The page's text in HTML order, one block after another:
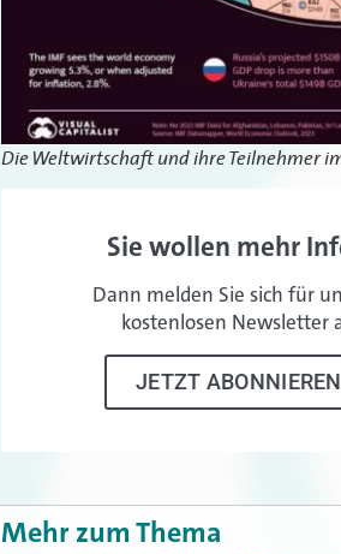
Die Weltwirtschaft und ihre Teilnehmer
Sie wollen mehr
Dann melden Sie sich für
kostenlosen Newsletter
JETZT
Mehr zum Thema